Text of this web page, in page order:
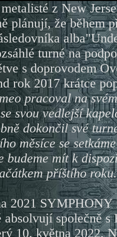
z New
plánují, že během
turné na
s doprovodem
rok 2017 krátce
pracoval na
svou vedlejší
dokončil své
měsíce se
budeme mít k
příštího
2021
společně
10. května 2022,